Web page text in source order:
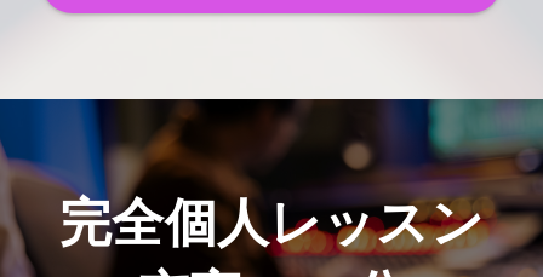
完全個人レッスン